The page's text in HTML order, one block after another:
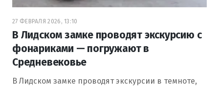
27 ФЕВРАЛЯ 2026, 13:10
В Лидском замке проводят экскурсию с
фонариками — погружают в
Средневековье
В Лидском замке проводят экскурсии в темноте,